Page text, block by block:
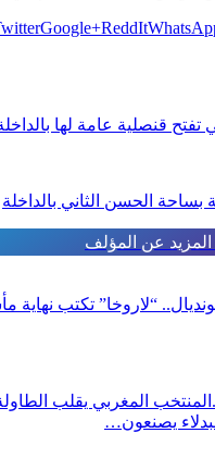
Google+ReddIt
تفتح قنصلية عامة لها
بساحة الحسن الثاني بالداخلة
المزيد عن المؤلف
“لاروخا” تكتب نهاية
2026 ..المنتخب المغربي يقلب